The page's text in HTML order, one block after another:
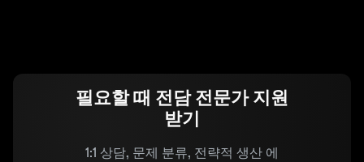
필요할 때 전담 전문가 지원
받기
1:1 상담, 문제 분류, 전략적 생산 에